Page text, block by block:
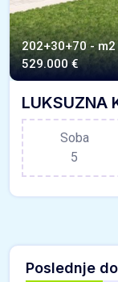
202+30+70 - m2
529.000 €
LUKSUZNA
Soba
5
Poslednje